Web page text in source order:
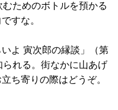
ためのボトルを預かる
すな。
よ 寅次郎の縁談」（第
れる。街なかに山あげ
ち寄りの際はどうぞ。